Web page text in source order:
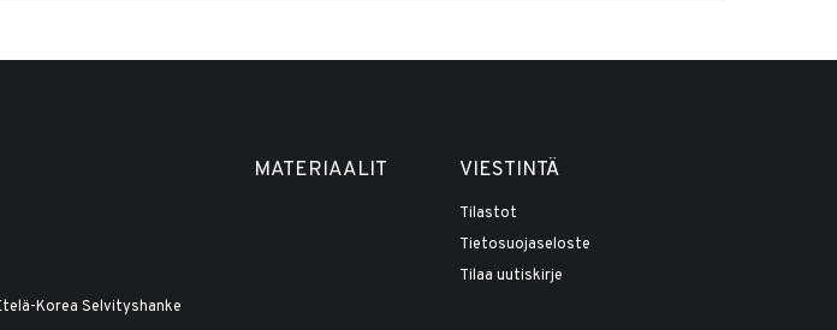
Korea Selvityshanke
MATERIAALIT VIESTINTÄ
Tilastot
Tietosuojaseloste
Tilaa uutiskirje